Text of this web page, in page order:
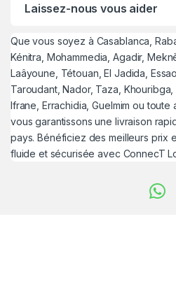
Laissez-nous vous aider
Que vous soyez à Casablanca,
Kénitra, Mohammedia, Agadir,
Laâyoune, Tétouan, El Jadida,
Taroudant, Nador, Taza, Khouribga,
Ifrane, Errachidia, Guelmim ou
vous garantissons une livraison
pays. Bénéficiez des meilleurs prix
fluide et sécurisée avec ConnecT